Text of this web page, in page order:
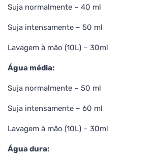
Suja normalmente – 40 ml
Suja intensamente – 50 ml
Lavagem à mão (10L) – 30ml
Água média:
Suja normalmente – 50 ml
Suja intensamente – 60 ml
Lavagem à mão (10L) – 30ml
Água dura: